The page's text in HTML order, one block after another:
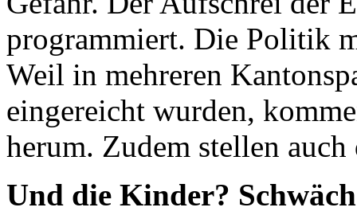
programmiert. Die Politik
Weil in mehreren
eingereicht wurden,
herum. Zudem stellen
Und die Kinder?